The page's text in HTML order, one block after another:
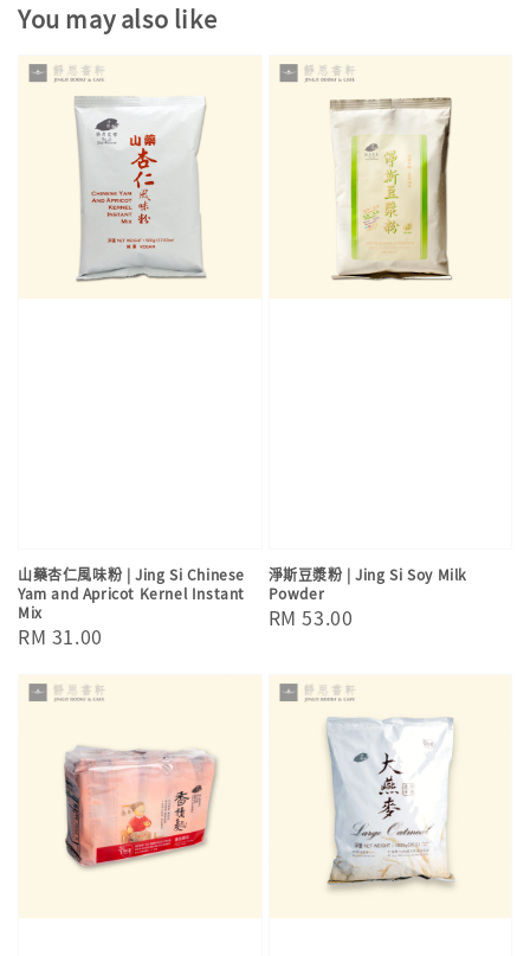
You may also like
山藥杏仁風味粉 | Jing Si Chinese
Yam and Apricot Kernel Instant
Mix
Regular
RM 31.00
淨斯豆漿粉 | Jing Si Soy Milk
Powder
Regular
RM 53.00